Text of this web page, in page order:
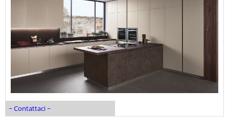
~ Contattaci ~